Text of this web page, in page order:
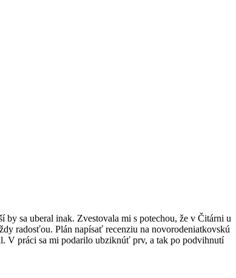
by sa uberal inak. Zvestovala mi s potechou, že v Čitárni u
radosťou. Plán napísať recenziu na novorodeniatkovskú
V práci sa mi podarilo ubziknúť prv, a tak po podvihnutí